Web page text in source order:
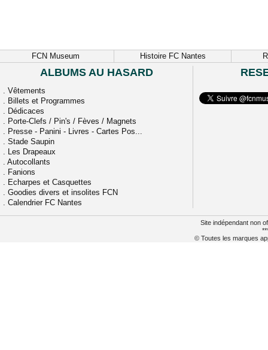
FCN Museum Histoire FC Nantes
ALBUMS AU HASARD
. Vêtements
. Billets et Programmes
. Dédicaces
. Porte-Clefs / Pin's / Fèves / Magnets
. Presse - Panini - Livres - Cartes Pos...
. Stade Saupin
. Les Drapeaux
. Autocollants
. Fanions
. Echarpes et Casquettes
. Goodies divers et insolites FCN
. Calendrier FC Nantes
Site indépendant non
© Toutes les marques